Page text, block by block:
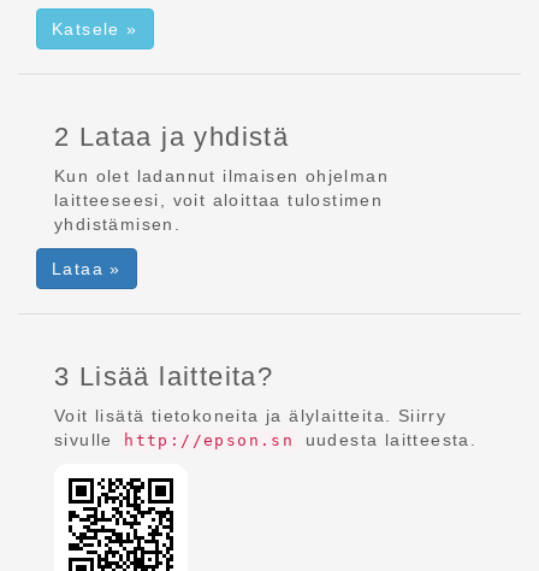
Katsele »
2 Lataa ja yhdistä
Kun olet ladannut ilmaisen ohjelman
laitteeseesi, voit aloittaa tulostimen
yhdistämisen.
Lataa »
3 Lisää laitteita?
Voit lisätä tietokoneita ja älylaitteita. Siirry
sivulle
http://epson.sn uudesta laitteesta.